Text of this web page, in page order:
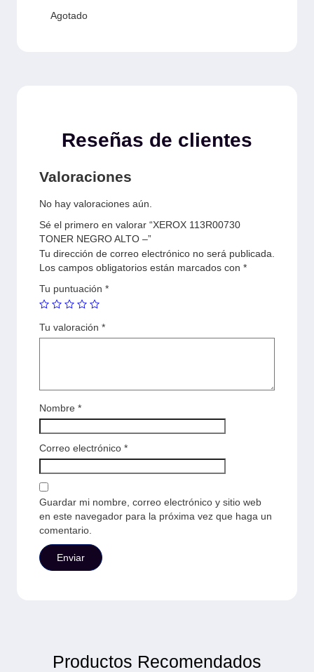
Agotado
Reseñas de clientes
Valoraciones
No hay valoraciones aún.
Sé el primero en valorar “XEROX 113R00730
TONER NEGRO ALTO –”
Tu dirección de correo electrónico no será publicada.
Los campos obligatorios están marcados con *
Tu puntuación *
Tu valoración *
Nombre *
Correo electrónico *
Guardar mi nombre, correo electrónico y sitio web
en este navegador para la próxima vez que haga un
comentario.
Productos Recomendados